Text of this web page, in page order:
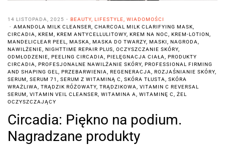
14 LISTOPADA, 2025 BEAUTY LIFESTYLE
WIADOMOŚCI
AMANDOLA MILK CLEANSER
CHARCOAL MILK CLARIFYING MASK
CIRCADIA
KREM KREM ANTYCELLULITOWY KREM NA NOC KREM-LOTION
MANDELICLEAR PEEL
MASKA MASKA DO TWARZY MASKI NAGRODA
NAWILŻENIE
NIGHTTIME REPAIR PLUS OCZYSZCZANIE SKÓRY
ODMŁODZENIE
PEELING CIRCADIA PIELĘGNACJA CIAŁA
PRODUKTY
CIRCADIA
PROFESJONALNE NAWILŻANIE SKÓRY PROFESSIONAL FIRMING
AND SHAPING GEL
PRZEBARWIENIA REGENERACJA ROZJAŚNIANIE SKÓRY
SERUM
SERUM 71 SERUM Z WITAMINĄ C SKÓRA TŁUSTA
SKÓRA
WRAŻLIWA
TRĄDZIK RÓŻOWATY TRĄDZIKOWA
VITAMIN C REVERSAL
SERUM
VITAMIN VEIL CLEANSER WITAMINA A WITAMINĘ C
ŻEL
OCZYSZCZAJĄCY
Circadia: Piękno na podium.
Nagradzane produkty